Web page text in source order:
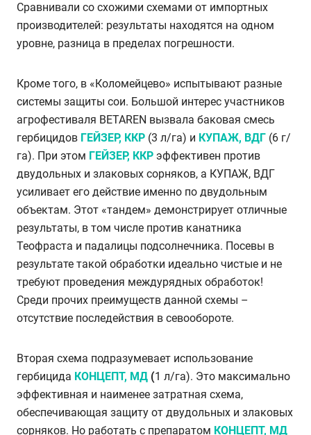
Сравнивали со схожими схемами от импортных
производителей: результаты находятся на одном
уровне, разница в пределах погрешности.
Кроме того, в «Коломейцево» испытывают разные
системы защиты сои. Большой интерес участников
агрофестиваля BETAREN вызвала баковая смесь
гербицидов ГЕЙЗЕР, ККР (3 л/га) и КУПАЖ, ВДГ (6 г/
га). При этом ГЕЙЗЕР, ККР эффективен против
двудольных и злаковых сорняков, а КУПАЖ, ВДГ
усиливает его действие именно по двудольным
объектам. Этот «тандем» демонстрирует отличные
результаты, в том числе против канатника
Теофраста и падалицы подсолнечника. Посевы в
результате такой обработки идеально чистые и не
требуют проведения междурядных обработок!
Среди прочих преимуществ данной схемы –
отсутствие последействия в севообороте.
Вторая схема подразумевает использование
гербицида КОНЦЕПТ, МД (1 л/га). Это максимально
эффективная и наименее затратная схема,
обеспечивающая защиту от двудольных и злаковых
сорняков. Но работать с препаратом КОНЦЕПТ, МД